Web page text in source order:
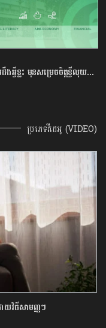
តើអ្នកគួរដឹងអ្វីខ្លះ មុនសម្រេចចិត្តខ្ចីលុយនៅធនាគារ?
ប្រភេទវីដេអូ (VIDEO)
ោយវិធីសាមញ្ញៗ